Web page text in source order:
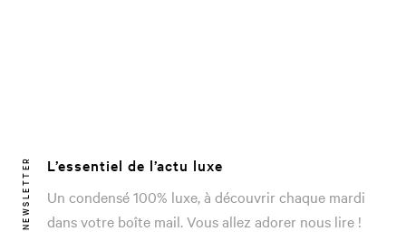
NEWSLETTER
L’essentiel de l’actu luxe
Un condensé 100% luxe, à découvrir chaque mardi
dans votre boîte mail. Vous allez adorer nous lire !